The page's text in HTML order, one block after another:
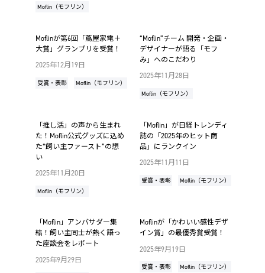
Moflin（モフリン）
2025年12月19日
受賞・表彰 Moflin（モフリン）
Moflinが第6回「蔦屋家電＋
大賞」グランプリを受賞！
2025年11月28日
Moflin（モフリン）
“Moflin”チーム 開発・企画・
デザイナーが語る「モフ
み」へのこだわり
2025年11月20日
Moflin（モフリン）
「推し活」の声から生まれ
た！Moflin公式グッズに込め
た“飼い主ファースト”の想
い
2025年11月11日
受賞・表彰 Moflin（モフリン）
「Moflin」が日経トレンディ
誌の「2025年のヒット商
品」にランクイン
2025年9月29日
「Moflin」アンバサダー集
結！飼い主同士が熱く語っ
た座談会をレポート
2025年9月19日
受賞・表彰 Moflin（モフリン）
Moflinが「かわいい感性デザ
イン賞」の最優秀賞受賞！